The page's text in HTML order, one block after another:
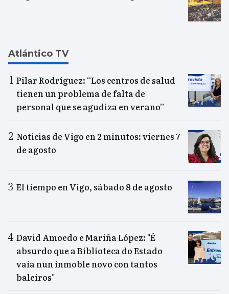
Atlántico TV
Pilar Rodríguez: “Los centros de salud
tienen un problema de falta de
personal que se agudiza en verano”
Noticias de Vigo en 2 minutos: viernes 7
de agosto
El tiempo en Vigo, sábado 8 de agosto
David Amoedo e Mariña López: "É
absurdo que a Biblioteca do Estado
vaia nun inmoble novo con tantos
baleiros"